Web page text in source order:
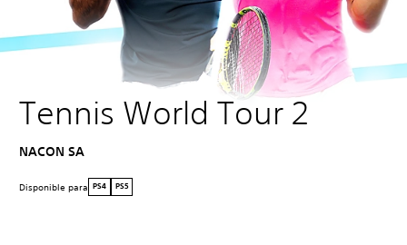
Tennis World Tour 2
NACON SA
Disponible para PS4 PS5